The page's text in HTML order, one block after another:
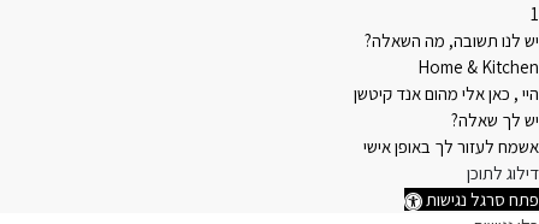
1
יש לנו תשובה, מה השאלה?
Home & Kitchen
היי , כאן אלי מהום אנד קיטשן
יש לך שאלה?
אשמח לעזור לך באופן אישי
דילוג לתוכן
פתח סרגל נגישות